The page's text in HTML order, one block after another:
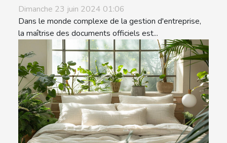
Dimanche 23 juin 2024 01:06
Dans le monde complexe de la gestion d'entreprise,
la maîtrise des documents officiels est...